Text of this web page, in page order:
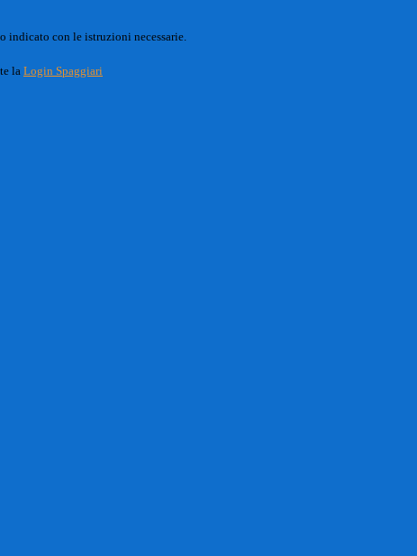
indicato con le istruzioni necessarie.
la Login Spaggiari